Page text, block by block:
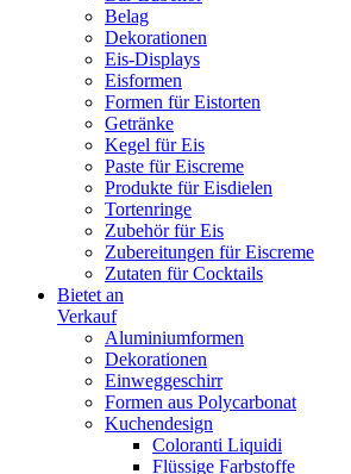
Belag
Dekorationen
Eis-Displays
Eisformen
Formen für Eistorten
Getränke
Kegel für Eis
Paste für Eiscreme
Produkte für Eisdielen
Tortenringe
Zubehör für Eis
Zubereitungen für Eiscreme
Zutaten für Cocktails
Bietet an
Verkauf
Aluminiumformen
Dekorationen
Einweggeschirr
Formen aus Polycarbonat
Kuchendesign
Coloranti Liquidi
Flüssige Farbstoffe